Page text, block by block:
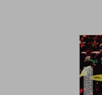
40%
dcto.